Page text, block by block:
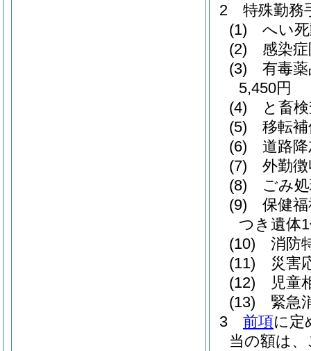
2
特殊勤務
(1)
へい
(2)
感染
(3)
有毒
5,450円
(4)
と畜
(5)
移転
(6)
道路
(7)
外勤
(8)
ごみ
(9)
保健
つき遺体
(10)
消防
(11)
災害
(12)
児童
(13)
緊急
3
前項に定
当の額は